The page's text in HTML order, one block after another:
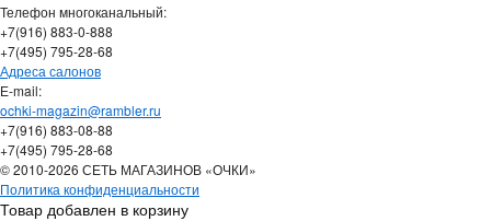
Телефон многоканальный:
+7(916) 883-0-888
+7(495) 795-28-68
Адреса салонов
Е-mail:
ochki-magazin@rambler.ru
+7(916) 883-08-88
+7(495) 795-28-68
© 2010-2026 СЕТЬ МАГАЗИНОВ «ОЧКИ»
Политика конфиденциальности
Товар добавлен в корзину